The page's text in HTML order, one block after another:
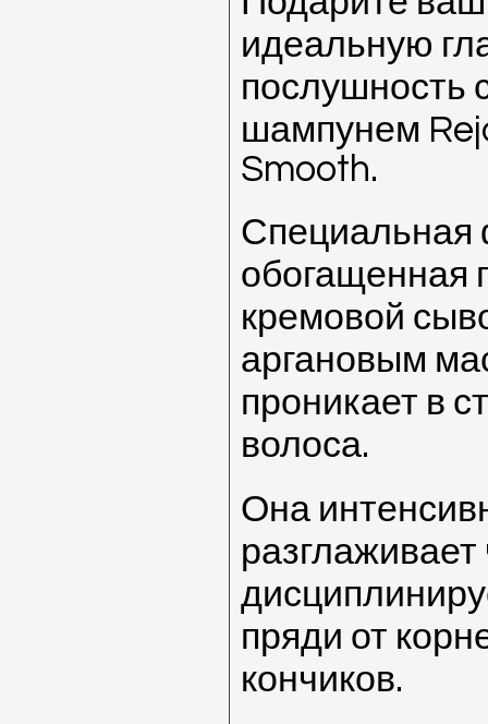
идеальную
послушность
шампунем
Smooth.
Специальная
обогащенная
кремовой
аргановым
проникает в
волоса.
Она
пряди от
кончиков.